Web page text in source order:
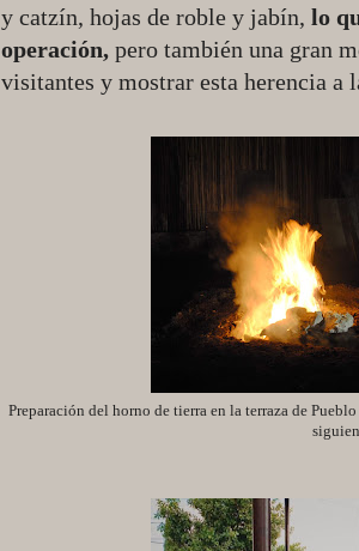
y catzín, hojas de roble y jabín, lo
operación, pero también una gran
visitantes y mostrar esta herencia a
Preparación del horno de tierra en la terraza de